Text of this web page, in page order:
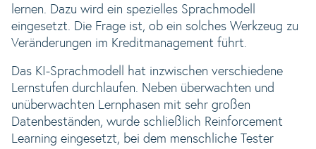
lernen. Dazu wird ein spezielles Sprachmodell
eingesetzt. Die Frage ist, ob ein solches Werkzeug zu
Veränderungen im Kreditmanagement führt.
Das KI-Sprachmodell hat inzwischen verschiedene
Lernstufen durchlaufen. Neben überwachten und
unüberwachten Lernphasen mit sehr großen
Datenbeständen, wurde schließlich Reinforcement
Learning eingesetzt, bei dem menschliche Tester